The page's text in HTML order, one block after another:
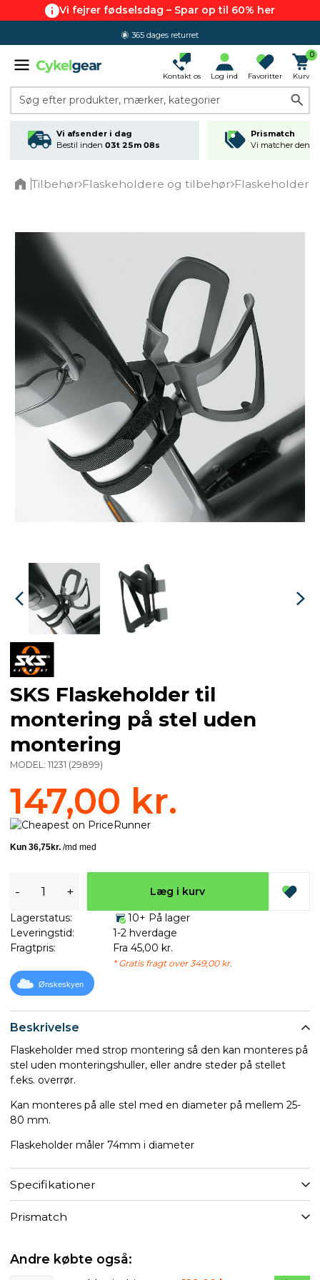
Vi fejrer fødselsdag – Spar op til 60% her
365 dages returret
Kontakt os Log ind Favoritter
0
Kurv
Søg efter produkter, mærker, kategorier
Vi afsender i dag
Bestil inden 03t 25m 08s
Prismatch
Vi matcher den
Tilbehør Flaskeholdere og tilbehør Flaskeholdere
Beskrivelse
Flaskeholder med strop montering så den kan monteres på
stel uden monteringshuller, eller andre steder på stellet
f.eks. overrør.
Kan monteres på alle stel med en diameter på mellem 25-
80 mm.
Flaskeholder måler 74mm i diameter
Specifikationer
Prismatch
SKS Flaskeholder til
montering på stel uden
montering
MODEL: 11231 (29899)
147,00 kr.
- + Læg i kurv
Lagerstatus:
10+ På lager
Leveringstid:
1-2 hverdage
Fragtpris:
Fra 45,00 kr.
* Gratis fragt over 349,00 kr.
Ønskeskyen
Andre købte også: